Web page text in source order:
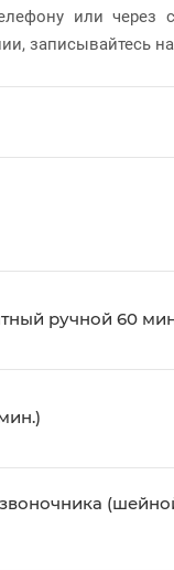
или
записывайтесь
ручной 60